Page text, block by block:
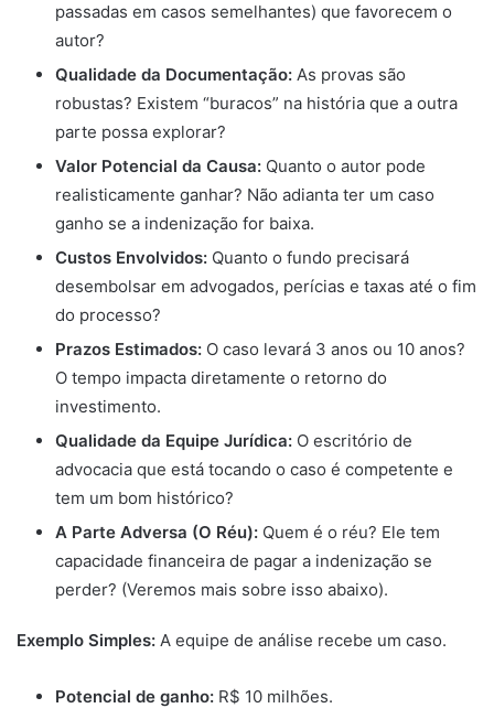
passadas em casos semelhantes) que favorecem o
autor?
Qualidade da Documentação: As provas são
robustas? Existem “buracos” na história que a outra
parte possa explorar?
Valor Potencial da Causa: Quanto o autor pode
realisticamente ganhar? Não adianta ter um caso
ganho se a indenização for baixa.
Custos Envolvidos: Quanto o fundo precisará
desembolsar em advogados, perícias e taxas até o fim
do processo?
Prazos Estimados: O caso levará 3 anos ou 10 anos?
O tempo impacta diretamente o retorno do
investimento.
Qualidade da Equipe Jurídica: O escritório de
advocacia que está tocando o caso é competente e
tem um bom histórico?
A Parte Adversa (O Réu): Quem é o réu? Ele tem
capacidade financeira de pagar a indenização se
perder? (Veremos mais sobre isso abaixo).
Exemplo Simples: A equipe de análise recebe um caso.
Potencial de ganho: R$ 10 milhões.